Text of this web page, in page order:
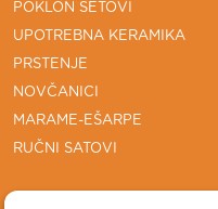
POKLON SETOVI
UPOTREBNA KERAMIKA
PRSTENJE
NOVČANICI
MARAME-EŠARPE
RUČNI SATOVI